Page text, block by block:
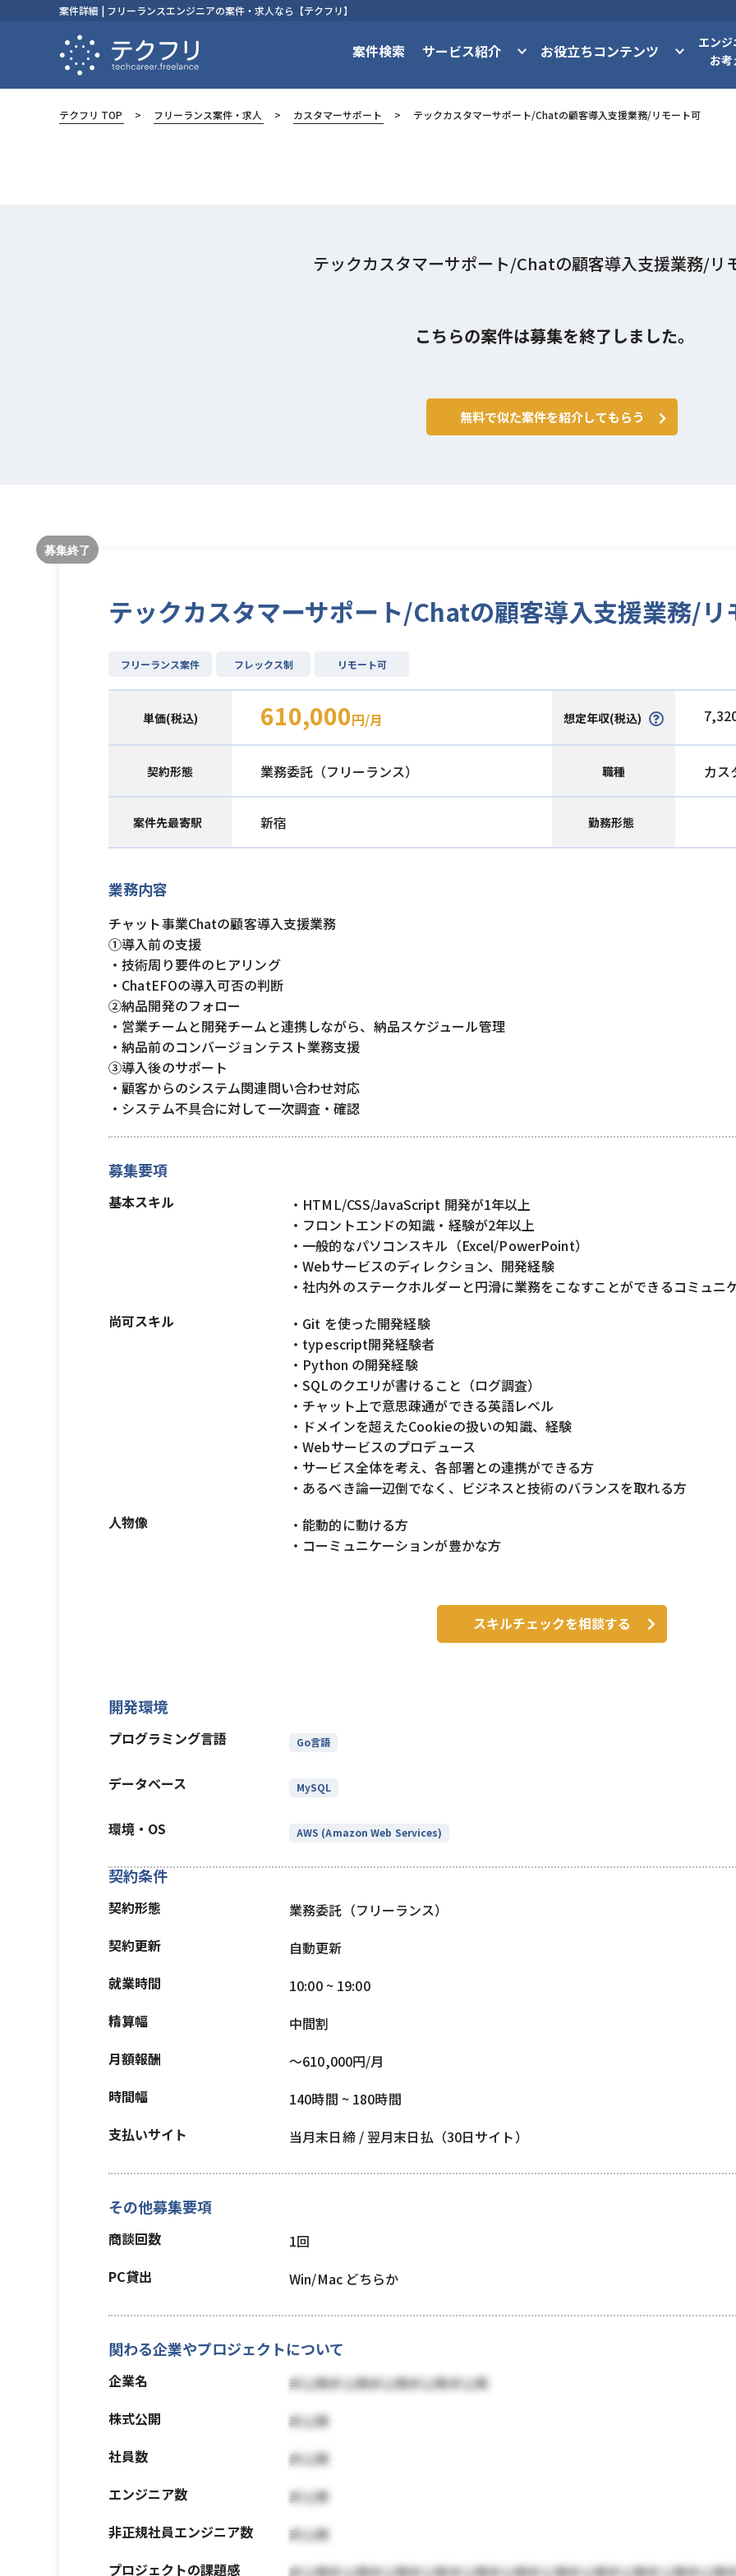
案件詳細 | フリーランスエンジニアの案件・求人なら【テクフリ】
案件検索 サービス紹介 お役立ちコンテンツ
エン
お
テクフリ TOP フリーランス案件・求人 カスタマーサポート テックカスタマーサポート/Chatの顧客導入支援業務/リモート可
テックカスタマーサポート/Chatの顧客導入支援業務/リ
こちらの案件は募集を終了しました。
無料で似た案件を紹介してもらう
テックカスタマーサポート/Chatの顧客導入支援業務/リ
フリーランス案件 フレックス制 リモート可
単価(税込) 610,000円/月 想定年収(税込)
契約形態 業務委託（フリーランス） 職種 カス
案件先最寄駅 新宿 勤務形態
業務内容
チャット事業Chatの顧客導入支援業務
①導入前の支援
・技術周り要件のヒアリング
・ChatEFOの導入可否の判断
②納品開発のフォロー
・営業チームと開発チームと連携しながら、納品スケジュール管理
・納品前のコンバージョンテスト業務支援
③導入後のサポート
・顧客からのシステム関連問い合わせ対応
・システム不具合に対して一次調査・確認
募集要項
基本スキル
・HTML/CSS/JavaScript 開発が1年以上
・フロントエンドの知識・経験が2年以上
・一般的なパソコンスキル（Excel/PowerPoint）
・Webサービスのディレクション、開発経験
・社内外のステークホルダーと円滑に業務をこなすことができるコミュニ
尚可スキル
・Git を使った開発経験
・typescript開発経験者
・Python の開発経験
・SQLのクエリが書けること（ログ調査）
・チャット上で意思疎通ができる英語レベル
・ドメインを超えたCookieの扱いの知識、経験
・Webサービスのプロデュース
・サービス全体を考え、各部署との連携ができる方
・あるべき論一辺倒でなく、ビジネスと技術のバランスを取れる方
人物像
・能動的に動ける方
・コーミュニケーションが豊かな方
スキルチェックを相談する
開発環境
プログラミング言語 Go言語
データベース MySQL
環境・OS AWS (Amazon Web Services)
契約条件
契約形態
業務委託（フリーランス）
契約更新
自動更新
就業時間
10:00 ~ 19:00
精算幅
中間割
月額報酬
〜610,000円/月
時間幅
140時間 ~ 180時間
支払いサイト
当月末日締 / 翌月末日払（30日サイト）
その他募集要項
商談回数
1回
PC貸出
Win/Mac どちらか
関わる企業やプロジェクトについて
企業名
非公開非公開非公開非公開非公開
株式公開
非公開
社員数
非公開
エンジニア数
非公開
非正規社員エンジニア数
非公開
プロジェクトの課題感
非公開非公開非公開非公開非公開非公開非公開非公開非公開非公開非公開